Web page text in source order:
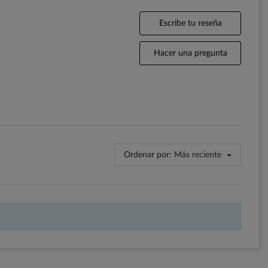
Escribe tu reseña
Hacer una pregunta
Ordenar por: Más reciente